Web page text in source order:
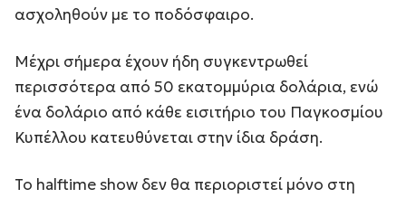
ασχοληθούν με το ποδόσφαιρο.
Μέχρι σήμερα έχουν ήδη συγκεντρωθεί
περισσότερα από 50 εκατομμύρια δολάρια, ενώ
ένα δολάριο από κάθε εισιτήριο του Παγκοσμίου
Κυπέλλου κατευθύνεται στην ίδια δράση.
Το halftime show δεν θα περιοριστεί μόνο στη